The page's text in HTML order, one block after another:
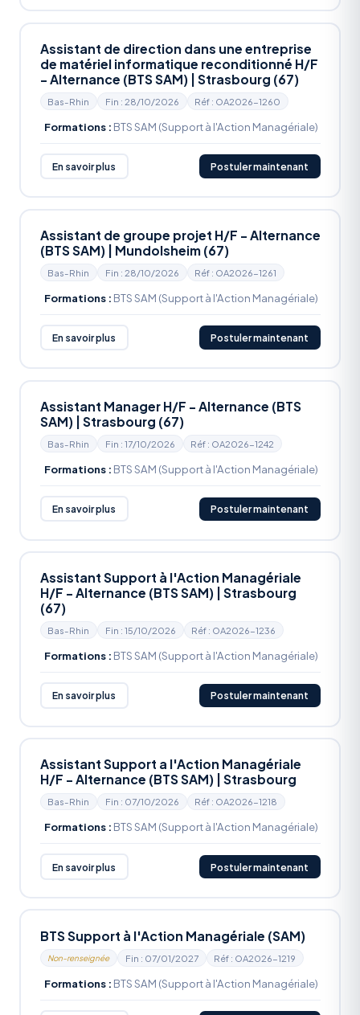
Assistant de direction dans une entreprise
de matériel informatique reconditionné H/F
- Alternance (BTS SAM) | Strasbourg (67)
Bas-Rhin Fin : 28/10/2026 Réf : OA2026-1260
Formations : BTS SAM (Support à l'Action Managériale)
En savoir plus Postuler maintenant
Assistant de groupe projet H/F - Alternance
(BTS SAM) | Mundolsheim (67)
Bas-Rhin Fin : 28/10/2026 Réf : OA2026-1261
Formations : BTS SAM (Support à l'Action Managériale)
En savoir plus Postuler maintenant
Assistant Manager H/F - Alternance (BTS
SAM) | Strasbourg (67)
Bas-Rhin Fin : 17/10/2026 Réf : OA2026-1242
Formations : BTS SAM (Support à l'Action Managériale)
En savoir plus Postuler maintenant
Assistant Support à l'Action Managériale
H/F - Alternance (BTS SAM) | Strasbourg
(67)
Bas-Rhin Fin : 15/10/2026 Réf : OA2026-1236
Formations : BTS SAM (Support à l'Action Managériale)
En savoir plus Postuler maintenant
Assistant Support a l'Action Managériale
H/F - Alternance (BTS SAM) | Strasbourg
Bas-Rhin Fin : 07/10/2026 Réf : OA2026-1218
Formations : BTS SAM (Support à l'Action Managériale)
En savoir plus Postuler maintenant
BTS Support à l'Action Managériale (SAM)
Non-renseignée Fin : 07/01/2027 Réf : OA2026-1219
Formations : BTS SAM (Support à l'Action Managériale)